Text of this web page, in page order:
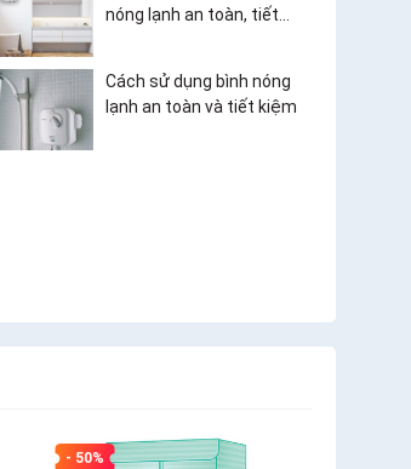
nóng lạnh an toàn, tiết
Cách sử dụng bình nóng
lạnh an toàn và tiết kiệm
- 50%